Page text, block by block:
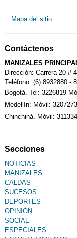
Mapa del sitio
Contáctenos
MANIZALES
Dirección: Carrera 20 #
Teléfono: (6) 8932880 -
Bogotá. Tel: 3226819
Medellín: Móvil:
Chinchiná. Móvil:
Secciones
NOTICIAS
MANIZALES
CALDAS
SUCESOS
DEPORTES
OPINIÓN
SOCIAL
ESPECIALES